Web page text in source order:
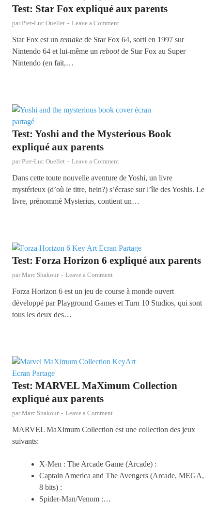
Test: Star Fox expliqué aux parents
parPier-Luc Ouellet - Leave a Comment
Star Fox est un remake de Star Fox 64, sorti en 1997 sur
Nintendo 64 et lui-même un rebootde Star Fox au Super
Nintendo (en fait,…
Test: Yoshi and the Mysterious Book
expliqué aux parents
parPier-Luc Ouellet - Leave a Comment
Dans cette toute nouvelle aventure de Yoshi, un livre
mystérieux (d’où le titre, hein?) s’écrase sur l’île des Yoshis. Le
livre, prénommé Mysterius, contient un…
Test: Forza Horizon 6 expliqué aux parents
parMarc Shakour - Leave a Comment
Forza Horizon 6 est un jeu de course à monde ouvert
développé par Playground Games et Turn 10 Studios, qui sont
tous les deux des…
Test: MARVEL MaXimum Collection
expliqué aux parents
parMarc Shakour - Leave a Comment
MARVEL MaXimum Collection est une collection des jeux
suivants:
X-Men : The Arcade Game (Arcade) :
Captain America and The Avengers (Arcade, MEGA,
8 bits) :
Spider-Man/Venom :…